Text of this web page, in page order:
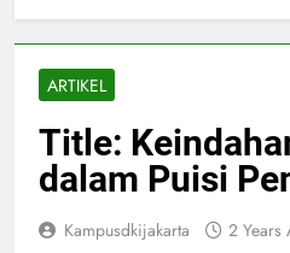
ARTIKEL
Title:
dalam Puisi
Kampusdkijakarta 2 Years